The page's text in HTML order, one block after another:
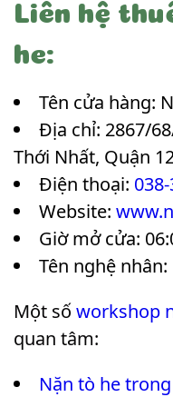
Liên hệ
he:
Tên cửa hàng:
Địa chỉ: 2867/
Thới Nhất, Quận
Điện thoại:
Website:
Giờ mở cửa:
Tên nghệ nhân:
Một sốworkshop
quan tâm:
Nặn tò he